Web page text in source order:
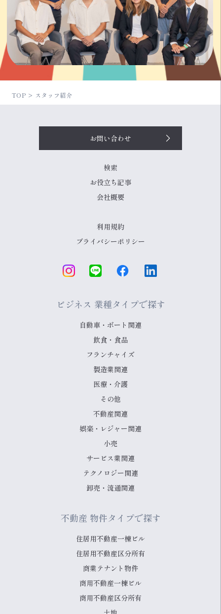
TOP スタッフ紹介
お問い合わせ
検索
お役立ち記事
会社概要
利用規約
プライバシーポリシー
不動産 物件タイプで探す
住居用不動産一棟ビル
住居用不動産区分所有
商業テナント物件
商用不動産一棟ビル
商用不動産区分所有
ビジネス 業種タイプで探す
自動車・ボート関連
飲食・食品
フランチャイズ
製造業関連
医療・介護
その他
不動産関連
娯楽・レジャー関連
小売
サービス業関連
テクノロジー関連
卸売・流通関連